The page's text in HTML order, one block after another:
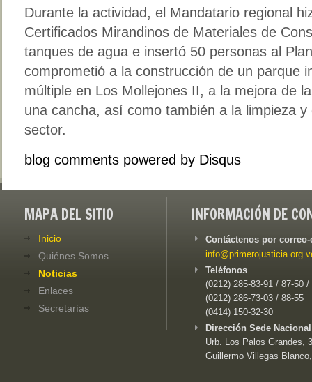
Durante la actividad, el Mandatario regional
Certificados Mirandinos de Materiales de
tanques de agua e insertó 50 personas al
comprometió a la construcción de un parque
múltiple en Los Mollejones II, a la mejora de
una cancha, así como también a la limpieza
sector.
blog comments powered by Disqus
MAPA DEL SITIO
Inicio
Quiénes Somos
Noticias
Enlaces
Secretarías
INFORMACIÓN DE
Contáctenos por
Teléfonos
(0212) 285-83-91 / 87-50 /
(0212) 286-73-03 / 88-55
(0414) 150-32-30
Dirección Sede
Urb. Los Palos Grandes,
Guillermo Villegas